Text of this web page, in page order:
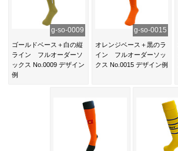
g-so-0009
ゴールドベース＋白の縦
ライン フルオーダーソ
ックス No.0009 デザイン
例
g-so-0015
オレンジベース＋黒のラ
イン フルオーダーソッ
クス No.0015 デザイン例